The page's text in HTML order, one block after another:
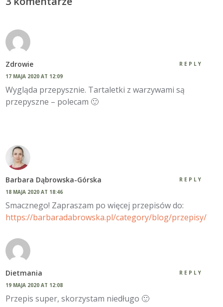
Zdrowie
17 MAJA 2020 AT 12:09
REPLY
Wygląda przepysznie. Tartaletki z warzywami są
przepyszne – polecam 🙂
Barbara Dąbrowska-Górska
18 MAJA 2020 AT 18:46
REPLY
Smacznego! Zapraszam po więcej przepisów do:
https://barbaradabrowska.pl/category/blog/przepisy/
Dietmania
19 MAJA 2020 AT 12:08
REPLY
Przepis super, skorzystam niedługo 🙂